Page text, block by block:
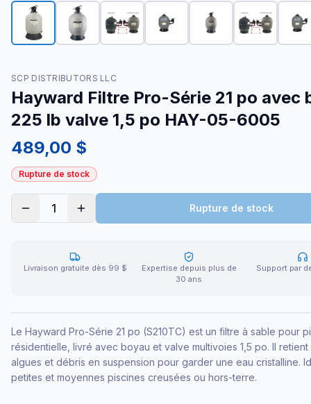
SCP DISTRIBUTORS LLC
Hayward Filtre Pro-Série 21 po avec
225 lb valve 1,5 po HAY-05-6005
489,00 $
Rupture de stock
1 Rupture de stock
Livraison gratuite dès 99 $
Expertise depuis plus de
30 ans
Support par
Le Hayward Pro-Série 21 po (S210TC) est un filtre à sable pour
résidentielle, livré avec boyau et valve multivoies 1,5 po. Il retient
algues et débris en suspension pour garder une eau cristalline.
petites et moyennes piscines creusées ou hors-terre.